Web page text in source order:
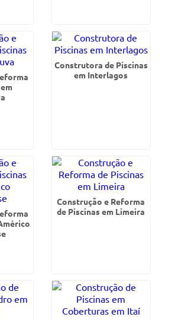
Construtora de Piscinas
em Interlagos
Construção e Reforma
de Piscinas em Limeira